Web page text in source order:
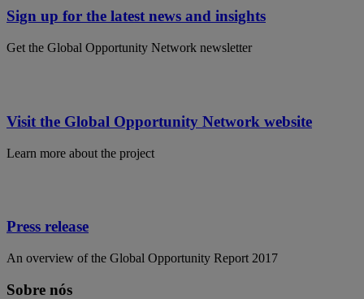
Sign up for the latest news and insights
Get the Global Opportunity Network newsletter
Visit the Global Opportunity Network website
Learn more about the project
Press release
An overview of the Global Opportunity Report 2017
Sobre nós